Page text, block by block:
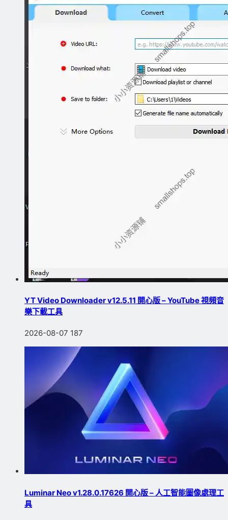
YT Video Downloader v12.5.11 開心版 – YouTube 視頻音
樂下載工具
2026-08-07 187
Luminar Neo v1.28.0.17626 開心版 – 人工智能圖像處理工
具